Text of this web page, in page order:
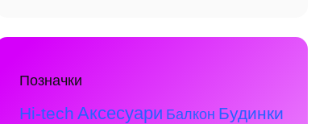
Позначки
Hi-tech Аксесуари Балкон Будинки